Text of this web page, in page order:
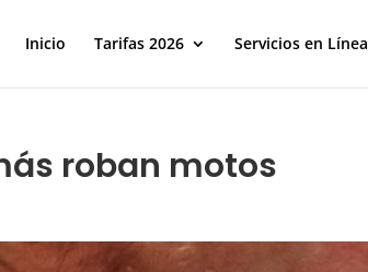
Inicio Tarifas 2026 Servicios en Línea
roban motos